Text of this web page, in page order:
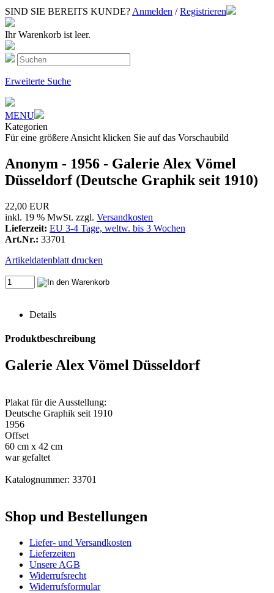
SIND SIE BEREITS KUNDE? Anmelden / Registrieren
Ihr Warenkorb ist leer.
Erweiterte Suche
MENU
Kategorien
Für eine größere Ansicht klicken Sie auf das Vorschaubild
Anonym - 1956 - Galerie Alex Vömel
Düsseldorf (Deutsche Graphik seit 1910)
22,00 EUR
inkl. 19 % MwSt. zzgl. Versandkosten
Lieferzeit: EU 3-4 Tage, weltw. bis 3 Wochen
Art.Nr.: 33701
Artikeldatenblatt drucken
Details
Produktbeschreibung
Galerie Alex Vömel Düsseldorf
Plakat für die Ausstellung:
Deutsche Graphik seit 1910
1956
Offset
60 cm x 42 cm
war gefaltet
Katalognummer: 33701
Shop und Bestellungen
Liefer- und Versandkosten
Lieferzeiten
Unsere AGB
Widerrufsrecht
Widerrufsformular